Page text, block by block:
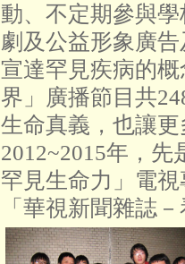
動、不定期參與
劇及公益形象廣
宣達罕見疾病的
界」廣播節目共
生命真義，也讓
2012~2015年，
罕見生命力」電
「華視新聞雜誌